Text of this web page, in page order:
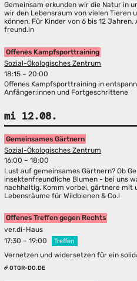
Gemeinsam erkunden wir die Natur in
wir den Lebensraum von vielen Tieren
können. Für Kinder von 6 bis 12
freund.in
Offenes Kampfsporttraining
Sozial-Ökologisches Zentrum
18:15 – 20:00
Offenes Kampfsporttraining in
Anfänger:innen und Fortgeschrittene
mi 12.08.
Gemeinsames Gärtnern
Sozial-Ökologisches Zentrum
16:00 – 18:00
Lust auf gemeinsames Gärtnern? Ob
insektenfreundliche Blumen - bei uns
nachhaltig. Komm vorbei, gärtnere mit
Lebensräume für Wildbienen & Co.!
Offenes Treffen gegen Rechts
ver.di-Haus
17:30 – 19:00
Treffen
Vernetzen und widersetzen für ein
OTGR-DO.DE